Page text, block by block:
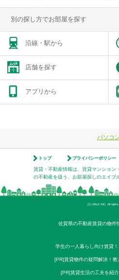
別の探し方でお部屋を探す
沿線・駅から
店舗を探す
アプリから
パソコ
トップ プライバシーポリシー
賃貸・不動産情報は、賃貸マンション
の不動産を扱う、お部屋探しのエイブ
(C) ABLE INC. All rights
佐賀県の不動産賃貸の物
学生の一人暮らし向け賃貸
[PR]賃貸物件の疑問解決！
[PR]賃貸生活の工夫を紹